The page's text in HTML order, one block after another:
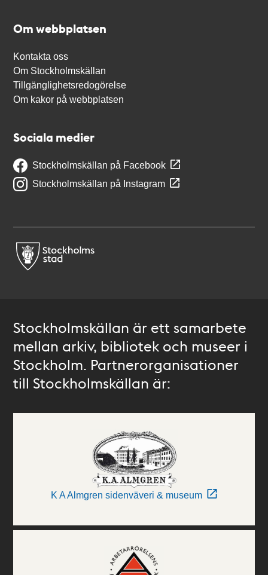
Om webbplatsen
Kontakta oss
Om Stockholmskällan
Tillgänglighetsredogörelse
Om kakor på webbplatsen
Sociala medier
Stockholmskällan på Facebook
Stockholmskällan på Instagram
Stockholmskällan är ett samarbete
mellan arkiv, bibliotek och museer i
Stockholm. Partnerorganisationer
till Stockholmskällan är:
K A Almgren sidenväveri & museum